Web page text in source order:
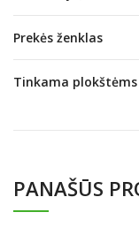
Prekės ženklas
Tinkama plokštėms
PANAŠŪS